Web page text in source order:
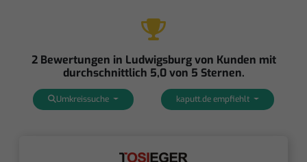
2 Bewertungen in Ludwigsburg von Kunden mit
durchschnittlich 5,0 von 5 Sternen.
Umkreissuche kaputt.de empfiehlt